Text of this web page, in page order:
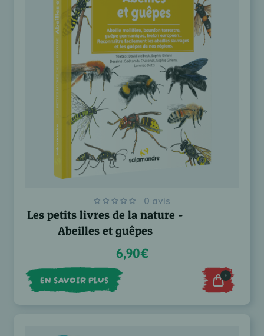
0 avis
Les petits livres de la nature -
Abeilles et guêpes
6,90€
EN SAVOIR PLUS +